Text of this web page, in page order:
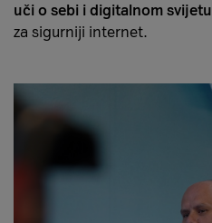
uči o sebi i digitalnom svijetu
za sigurniji internet.